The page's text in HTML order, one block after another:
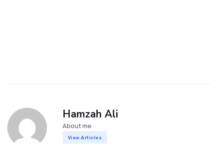
Hamzah Ali
About me
View Articles